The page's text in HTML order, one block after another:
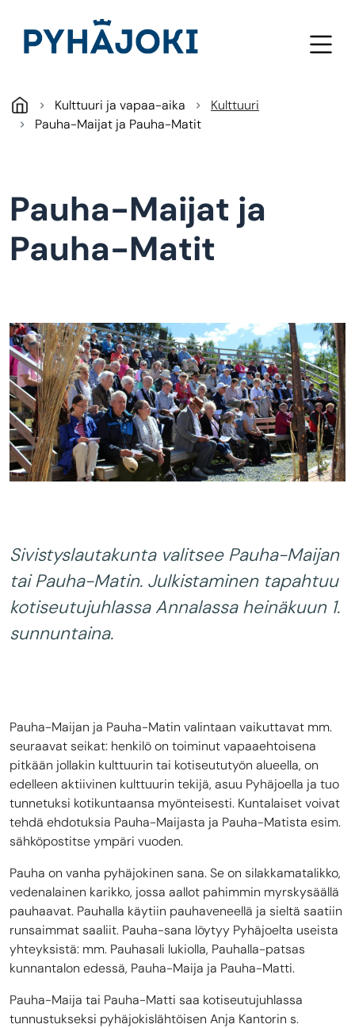
Kulttuuri ja vapaa-aika
Kulttuuri
Pauha-Maijat ja Pauha-Matit
Pauha-Maijat ja
Pauha-Matit
Sivistyslautakunta valitsee Pauha-Maijan
tai Pauha-Matin. Julkistaminen tapahtuu
kotiseutujuhlassa Annalassa heinäkuun 1.
sunnuntaina.
Pauha-Maijan ja Pauha-Matin valintaan vaikuttavat mm.
seuraavat seikat: henkilö on toiminut vapaaehtoisena
pitkään jollakin kulttuurin tai kotiseututyön alueella, on
edelleen aktiivinen kulttuurin tekijä, asuu Pyhäjoella ja tuo
tunnetuksi kotikuntaansa myönteisesti. Kuntalaiset voivat
tehdä ehdotuksia Pauha-Maijasta ja Pauha-Matista esim.
sähköpostitse ympäri vuoden.
Pauha on vanha pyhäjokinen sana. Se on silakkamatalikko,
vedenalainen karikko, jossa aallot pahimmin myrskysäällä
pauhaavat. Pauhalla käytiin pauhaveneellä ja sieltä saatiin
runsaimmat saaliit. Pauha-sana löytyy Pyhäjoelta useista
yhteyksistä: mm. Pauhasali lukiolla, Pauhalla-patsas
kunnantalon edessä, Pauha-Maija ja Pauha-Matti.
Pauha-Maija tai Pauha-Matti saa kotiseutujuhlassa
tunnustukseksi pyhäjokislähtöisen Anja Kantorin s.